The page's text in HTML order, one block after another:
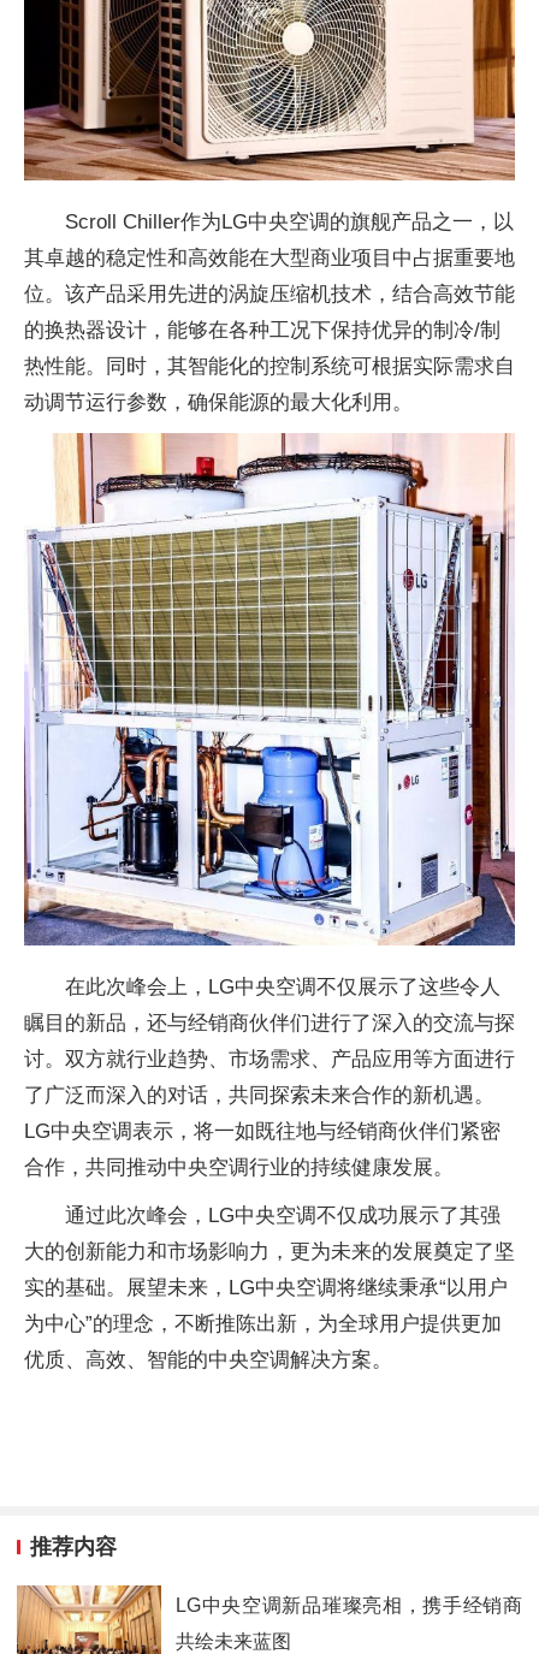
Scroll Chiller作为LG中央空调的旗舰产品之一，以
其卓越的稳定性和高效能在大型商业项目中占据重要地
位。该产品采用先进的涡旋压缩机技术，结合高效节能
的换热器设计，能够在各种工况下保持优异的制冷/制
热性能。同时，其智能化的控制系统可根据实际需求自
动调节运行参数，确保能源的最大化利用。
在此次峰会上，LG中央空调不仅展示了这些令人
瞩目的新品，还与经销商伙伴们进行了深入的交流与探
讨。双方就行业趋势、市场需求、产品应用等方面进行
了广泛而深入的对话，共同探索未来合作的新机遇。
LG中央空调表示，将一如既往地与经销商伙伴们紧密
合作，共同推动中央空调行业的持续健康发展。
通过此次峰会，LG中央空调不仅成功展示了其强
大的创新能力和市场影响力，更为未来的发展奠定了坚
实的基础。展望未来，LG中央空调将继续秉承“以用户
为中心”的理念，不断推陈出新，为全球用户提供更加
优质、高效、智能的中央空调解决方案。
推荐内容
LG中央空调新品璀璨亮相，携手经销商
共绘未来蓝图